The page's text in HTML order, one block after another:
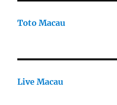
Toto Macau
Live Macau